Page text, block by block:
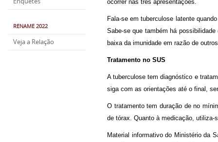
RENAME 2022
Veja a Relação
ocorrer nas três apresentações.
Fala-se em tuberculose latente
Sabe-se que também há
baixa da imunidade em razão de
Tratamento no SUS
A tuberculose tem diagnóstico e
siga com as orientações até o final,
O tratamento tem duração de no
de tórax. Quanto à medicação,
Material informativo do Ministério da